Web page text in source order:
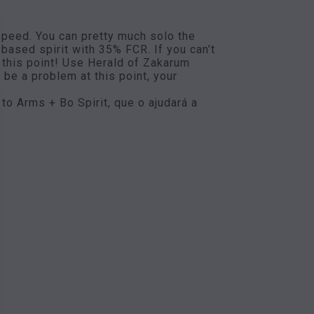
You can pretty much solo the
spirit with 35% FCR. If you can’t
point! Use Herald of Zakarum
a problem at this point, your
Arms + Bo Spirit, que o ajudará a